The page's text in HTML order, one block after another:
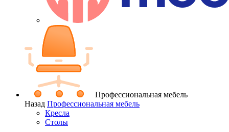
Профессиональная мебель
Назад Профессиональная мебель
Кресла
Столы